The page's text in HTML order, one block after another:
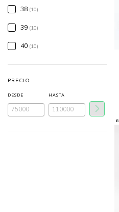
38 (10)
39 (10)
40 (10)
PRECIO
DESDE HASTA